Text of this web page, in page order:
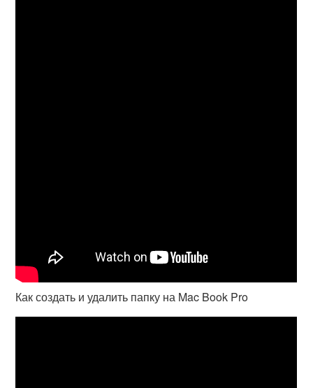
Как создать и удалить папку на Mac Book Pro